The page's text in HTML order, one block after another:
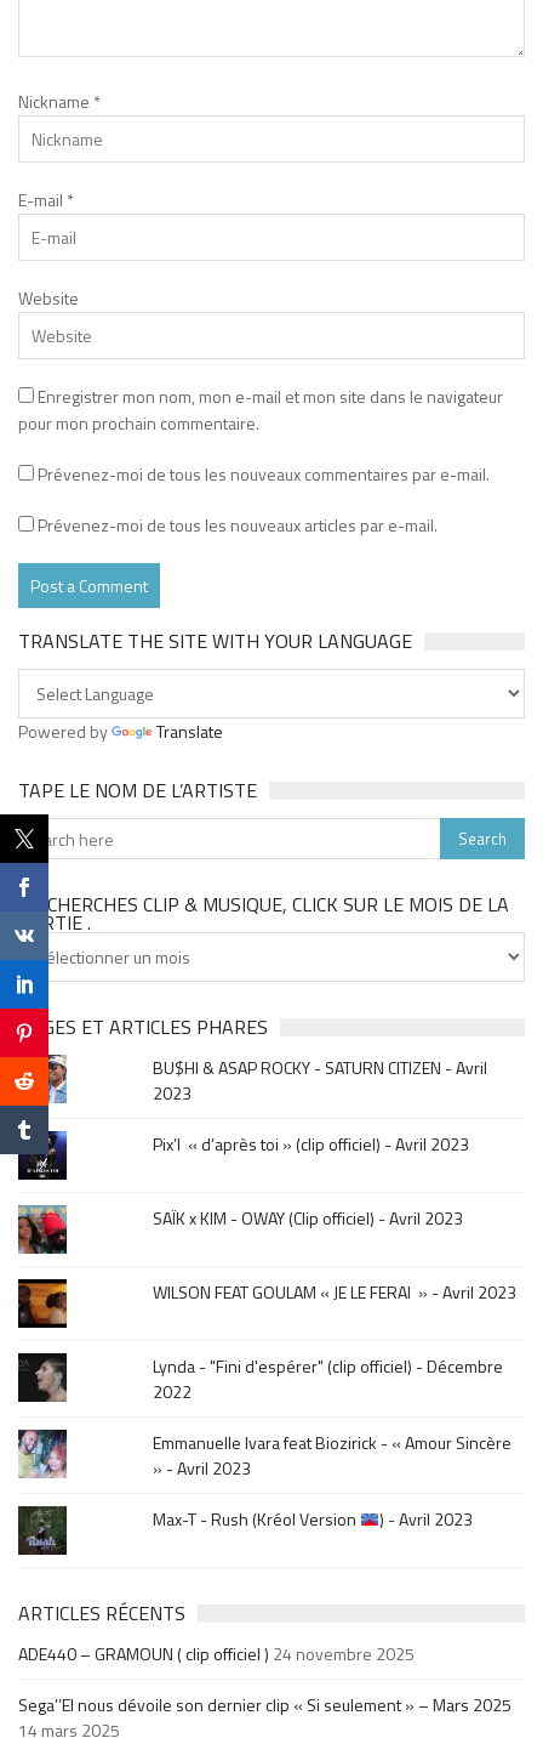
Nickname *
E-mail *
Website
Enregistrer mon nom, mon e-mail et mon site dans le navigateur
pour mon prochain commentaire.
Prévenez-moi de tous les nouveaux commentaires par e-mail.
Prévenez-moi de tous les nouveaux articles par e-mail.
TRANSLATE THE SITE WITH YOUR LANGUAGE
Powered by Translate
TAPE LE NOM DE L’ARTISTE
TU CHERCHES CLIP & MUSIQUE, CLICK SUR LE MOIS DE LA
SORTIE .
Tu
cherches
clip
&
musique,
click
sur
le
mois
de
la
sortie
PAGES ET ARTICLES PHARES
BU$HI & ASAP ROCKY - SATURN CITIZEN - Avril
2023
Pix’l « d’après toi » (clip officiel) - Avril 2023
SAÏK x KIM - OWAY (Clip officiel) - Avril 2023
WILSON FEAT GOULAM « JE LE FERAI » - Avril 2023
Lynda - "Fini d'espérer" (clip officiel) - Décembre
2022
Emmanuelle Ivara feat Biozirick - « Amour Sincère
» - Avril 2023
Max-T - Rush (Kréol Version
) - Avril 2023
ARTICLES RÉCENTS
ADE440 – GRAMOUN ( clip officiel ) 24 novembre 2025
Sega’’El nous dévoile son dernier clip « Si seulement » – Mars 2025
14 mars 2025